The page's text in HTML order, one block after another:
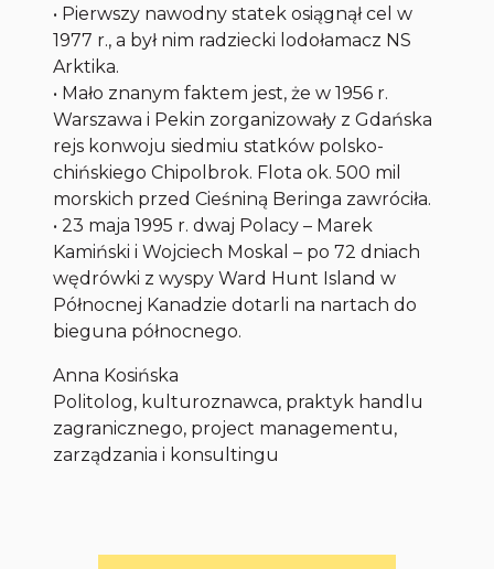
• Pierwszy nawodny statek osiągnął cel w
1977 r., a był nim radziecki lodołamacz NS
Arktika.
• Mało znanym faktem jest, że w 1956 r.
Warszawa i Pekin zorganizowały z Gdańska
rejs konwoju siedmiu statków polsko-
chińskiego Chipolbrok. Flota ok. 500 mil
morskich przed Cieśniną Beringa zawróciła.
• 23 maja 1995 r. dwaj Polacy – Marek
Kamiński i Wojciech Moskal – po 72 dniach
wędrówki z wyspy Ward Hunt Island w
Północnej Kanadzie dotarli na nartach do
bieguna północnego.
Anna Kosińska
Politolog, kulturoznawca, praktyk handlu
zagranicznego, project managementu,
zarządzania i konsultingu